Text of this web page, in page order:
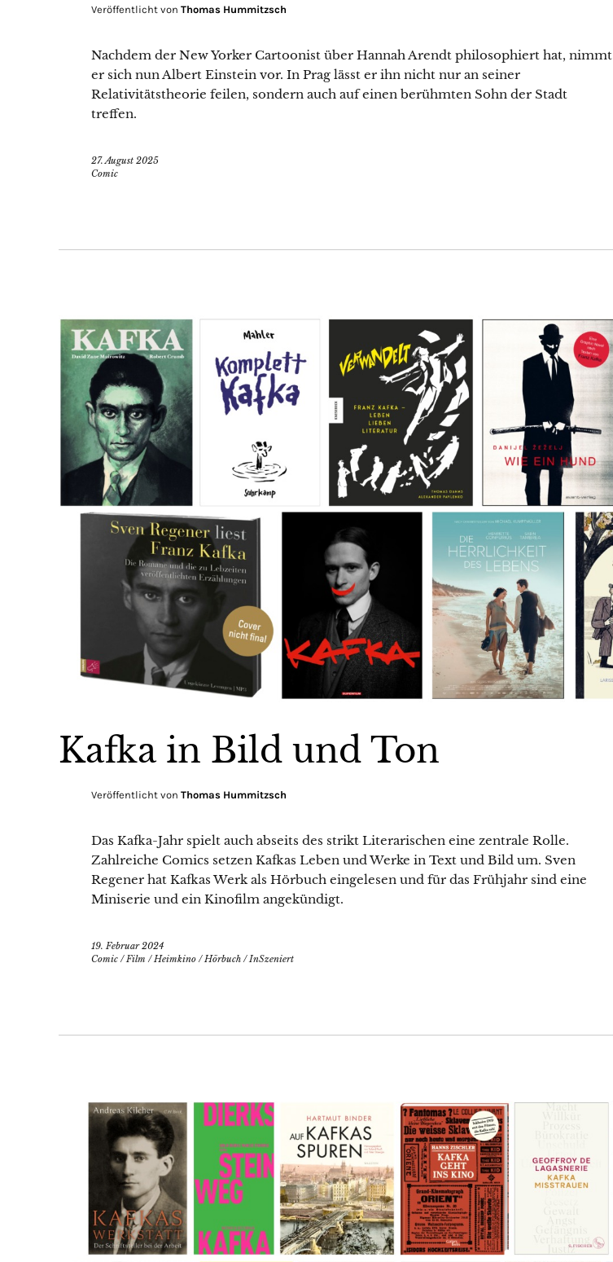
Veröffentlicht von Thomas Hummitzsch
Nachdem der New Yorker Cartoonist über Hannah Arendt philosophiert hat, nimmt
er sich nun Albert Einstein vor. In Prag lässt er ihn nicht nur an seiner
Relativitätstheorie feilen, sondern auch auf einen berühmten Sohn der Stadt
treffen.
27. August 2025
Comic
Kafka in Bild und Ton
Veröffentlicht von Thomas Hummitzsch
Das Kafka-Jahr spielt auch abseits des strikt Literarischen eine zentrale Rolle.
Zahlreiche Comics setzen Kafkas Leben und Werke in Text und Bild um. Sven
Regener hat Kafkas Werk als Hörbuch eingelesen und für das Frühjahr sind eine
Miniserie und ein Kinofilm angekündigt.
19. Februar 2024
Comic /Film /Heimkino /Hörbuch /InSzeniert